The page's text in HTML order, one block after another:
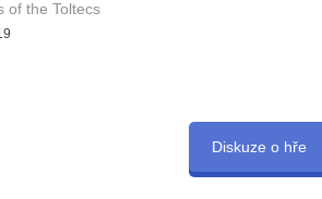
of the Toltecs
Diskuze o hře